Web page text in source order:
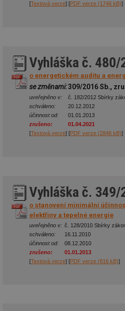
[Textová verze] [PDF verze (1746 kB)]
Vyhláška č. 480/
o energetickém auditu a
se změnami:309/2016 Sb.,
uveřejněno v:
č. 182/2012 Sbírky
schváleno:
20.12.2012
účinnost od:
01.01.2013
zrušeno:
01.04.2021
[Textová verze] [PDF verze (2846 kB)]
Vyhláška č. 349/
o stanovení minimální
elektřiny a tepelné energie
uveřejněno v: č. 128/2010 Sbírky
schváleno:
16.11.2010
účinnost od:
08.12.2010
zrušeno:
01.01.2013
[Textová verze] [PDF verze (816 kB)]